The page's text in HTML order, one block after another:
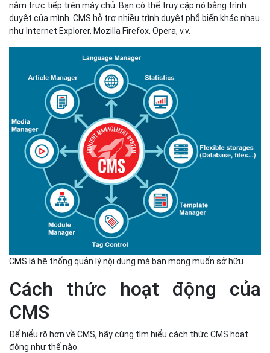
CMS là hệ thống quản lý nội dung mà bạn mong muốn sở hữu
Cách thức hoạt động của
CMS
Để hiểu rõ hơn về CMS, hãy cùng tìm hiểu cách thức CMS hoạt
động như thế nào.
CMS cho phép người dùng quản lý nội dung từ giao diện người
dùng nội bộ hoặc trang tổng quan. Có rất nhiều phần mềm CMS
có sẵn với cài đặt bằng một cú nhấp chuột mà không yêu cầu
kiến thức kỹ thuật chuyên môn.
CMS cung cấp giao diện người dùng đồ họa (GUI) với các công cụ
để tạo, chỉnh sửa và xuất bản nội dung web mà không cần phải
viết code từ đầu. CMS có hai thành phần: ứng dụng quản lý nội
dung (content management application - CMA) và ứng dụng
phân phối nội dung (content delivery application - CDA):